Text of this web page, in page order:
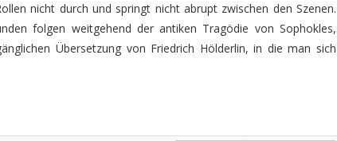
nicht durch und springt nicht abrupt zwischen den Szenen.
folgen weitgehend der antiken Tragödie von Sophokles,
Übersetzung von Friedrich Hölderlin, in die man sich